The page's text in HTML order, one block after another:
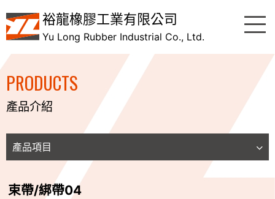
裕龍橡膠工業有限公司
Yu Long Rubber Industrial Co., Ltd.
PRODUCTS
產品介紹
產品項目
束帶/綁帶04